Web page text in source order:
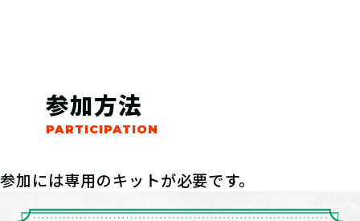
参加方法
参加には専用のキットが必要です。